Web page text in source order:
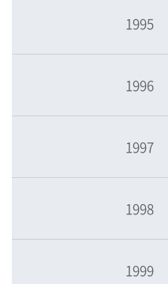
1995
1996
1997
1998
1999